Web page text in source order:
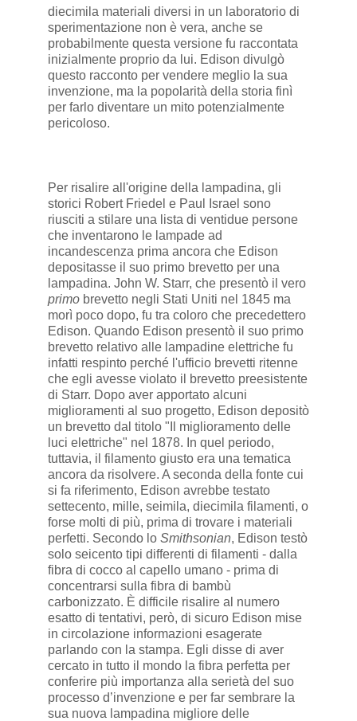
diecimila materiali diversi in un laboratorio di
sperimentazione non è vera, anche se
probabilmente questa versione fu raccontata
inizialmente proprio da lui. Edison divulgò
questo racconto per vendere meglio la sua
invenzione, ma la popolarità della storia finì
per farlo diventare un mito potenzialmente
pericoloso.
Per risalire all'origine della lampadina, gli
storici Robert Friedel e Paul Israel sono
riusciti a stilare una lista di ventidue persone
che inventarono le lampade ad
incandescenza prima ancora che Edison
depositasse il suo primo brevetto per una
lampadina. John W. Starr, che presentò il vero
primobrevetto negli Stati Uniti nel 1845 ma
morì poco dopo, fu tra coloro che precedettero
Edison. Quando Edison presentò il suo primo
brevetto relativo alle lampadine elettriche fu
infatti respinto perché l'ufficio brevetti ritenne
che egli avesse violato il brevetto preesistente
di Starr. Dopo aver apportato alcuni
miglioramenti al suo progetto, Edison depositò
un brevetto dal titolo "Il miglioramento delle
luci elettriche" ​​nel 1878. In quel periodo,
tuttavia, il filamento giusto era una tematica
ancora da risolvere. A seconda della fonte cui
si fa riferimento, Edison avrebbe testato
settecento, mille, seimila, diecimila filamenti, o
forse molti di più, prima di trovare i materiali
perfetti. Secondo lo Smithsonian, Edison testò
solo seicento tipi differenti di filamenti - dalla
fibra di cocco al capello umano - prima di
concentrarsi sulla fibra di bambù
carbonizzato. È difficile risalire al numero
esatto di tentativi, però, di sicuro Edison mise
in circolazione informazioni esagerate
parlando con la stampa. Egli disse di aver
cercato in tutto il mondo la fibra perfetta per
conferire più importanza alla serietà del suo
processo d’invenzione e per far sembrare la
sua nuova lampadina migliore delle